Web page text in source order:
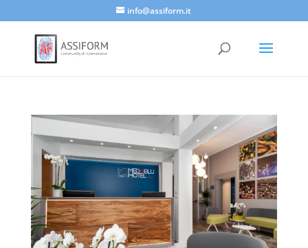
info@assiform.it